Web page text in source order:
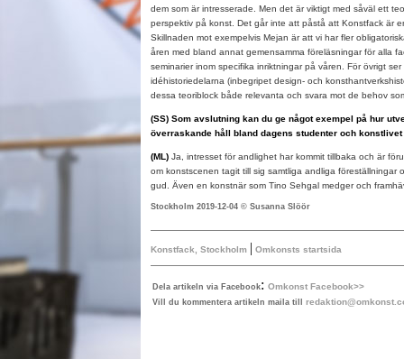
dem som är intresserade. Men det är viktigt med såväl ett
perspektiv på konst. Det går inte att påstå att Konstfack är
Skillnaden mot exempelvis Mejan är att vi har fler
åren med bland annat gemensamma föreläsningar för alla
seminarier inom specifika inriktningar på våren. För övrigt
idéhistoriedelarna (inbegripet design- och
dessa teoriblock både relevanta och svara mot de behov
(SS) Som avslutning kan du ge något exempel på hur
överraskande håll bland dagens studenter och
(ML) Ja, intresset för andlighet har kommit tillbaka och är
om konstscenen tagit till sig samtliga andliga föreställningar
gud. Även en konstnär som Tino Sehgal medger och
Stockholm 2019-12-04 © Susanna Slöör
Konstfack, Stockholm | Omkonsts startsida
Dela artikeln via Facebook: Omkonst Facebook>>
Vill du kommentera artikeln maila till